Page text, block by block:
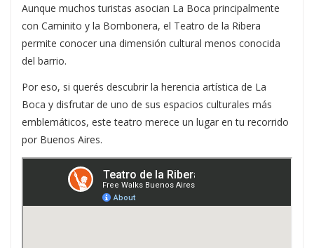
Aunque muchos turistas asocian La Boca principalmente
con Caminito y la Bombonera, el Teatro de la Ribera
permite conocer una dimensión cultural menos conocida
del barrio.
Por eso, si querés descubrir la herencia artística de La
Boca y disfrutar de uno de sus espacios culturales más
emblemáticos, este teatro merece un lugar en tu recorrido
por Buenos Aires.